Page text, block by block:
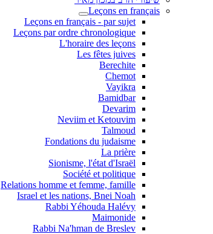
Leçons en français
Leçons en français - par sujet
Leçons par ordre chronologique
L'horaire des leçons
Les fêtes juives
Berechite
Chemot
Vayikra
Bamidbar
Devarim
Neviim et Ketouvim
Talmoud
Fondations du judaisme
La prière
Sionisme, l'état d'Israël
Société et politique
Relations homme et femme, famille
Israel et les nations, Bnei Noah
Rabbi Yéhouda Halévy
Maimonide
Rabbi Na'hman de Breslev